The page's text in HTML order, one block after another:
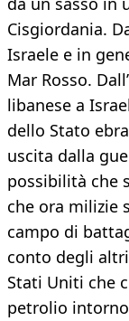
Cisgiordania.
Israele e in
Mar Rosso.
libanese a
dello Stato
uscita dalla
possibilità che
che ora milizie
campo di
conto degli
Stati Uniti che
petrolio intorno